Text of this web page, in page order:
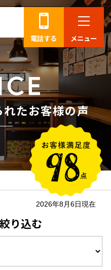
電話する メニュー
れたお客様の声
2026年8月6日現在
り込む